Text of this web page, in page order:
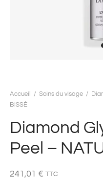
Accueil / Soins du visage /
BISSÉ
Diamond
Peel –
241,01 € TTC